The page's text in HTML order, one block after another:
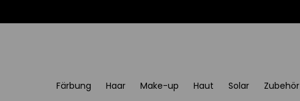
Färbung Haar Make-up Haut Solar Zubehör